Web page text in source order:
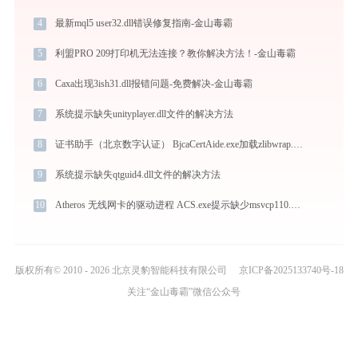
4 最新mql5 user32.dll错误修复指南-金山毒霸
5 利盟PRO 209打印机无法连接？教你解决方法！-金山毒霸
6 Caxa出现3ish31.dll报错问题-免费解决-金山毒霸
7 系统提示缺失unityplayer.dll文件的解决方法
8 证书助手（北京数字认证） BjcaCertAide.exe加载zlibwrap.dll文件丢失处理办法
9 系统提示缺失qtguid4.dll文件的解决方法
10 Atheros 无线网卡的驱动进程 ACS.exe提示缺少msvcp110.dll文件的解决办法
版权所有© 2010 - 2026 北京灵豹智能科技有限公司
京ICP备2025133740号-18
关注“金山毒霸”微信公众号